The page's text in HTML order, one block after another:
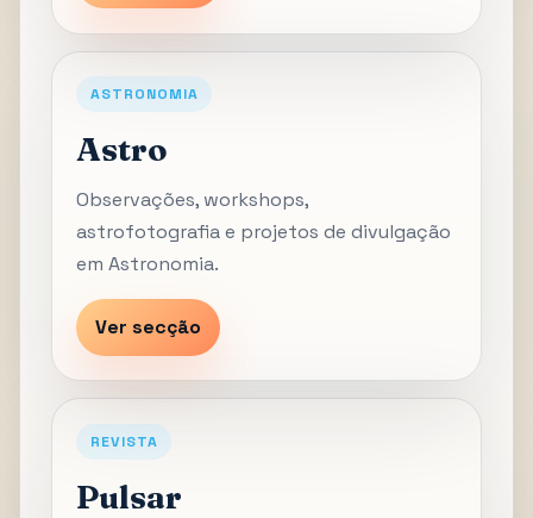
ASTRONOMIA
Astro
Observações, workshops,
astrofotografia e projetos de divulgação
em Astronomia.
Ver secção
REVISTA
Pulsar